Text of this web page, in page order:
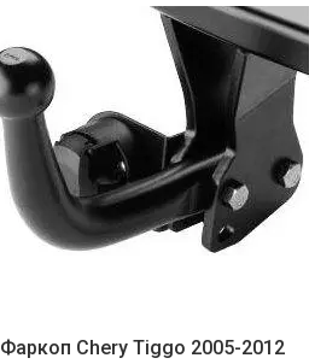
Фаркоп Chery Tiggo 2005-2012